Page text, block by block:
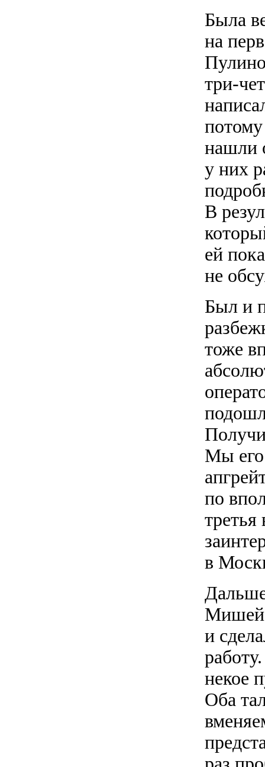
Была
на
три-
нашли
у них
В
ей
не
Был и
тоже
Мы его
по
в
Мишей.
и
некое
Оба